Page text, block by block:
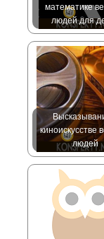
математике
людей для
киноискусстве
людей